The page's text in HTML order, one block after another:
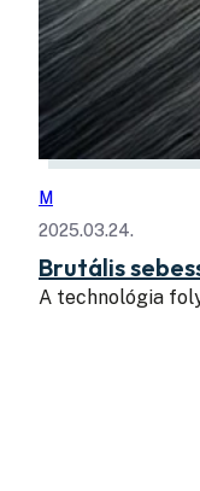
M
2025.03.24.
Brutális
A technológia